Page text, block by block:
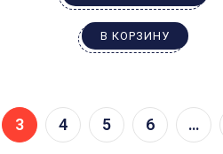
В КОРЗИНУ
3 4 5 6 …